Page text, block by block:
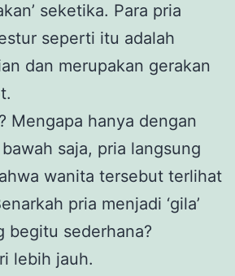
seketika. Para pria
seperti itu adalah
dan merupakan gerakan
Mengapa hanya dengan
saja, pria langsung
wanita tersebut terlihat
pria menjadi ‘gila’
begitu sederhana?
lebih jauh.